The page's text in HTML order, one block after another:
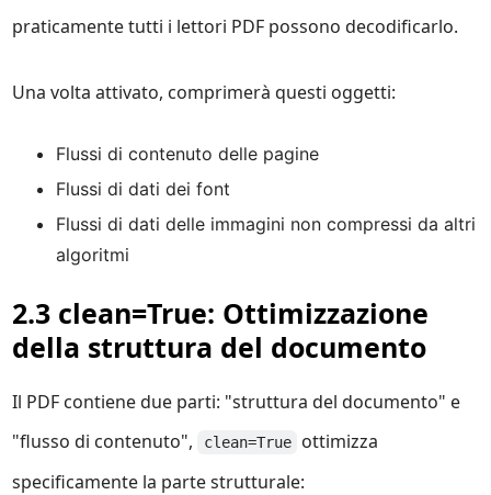
praticamente tutti i lettori PDF possono decodificarlo.
Una volta attivato, comprimerà questi oggetti:
Flussi di contenuto delle pagine
Flussi di dati dei font
Flussi di dati delle immagini non compressi da altri
algoritmi
2.3 clean=True: Ottimizzazione
della struttura del documento
Il PDF contiene due parti: "struttura del documento" e
"flusso di contenuto",
clean=True
ottimizza
specificamente la parte strutturale: